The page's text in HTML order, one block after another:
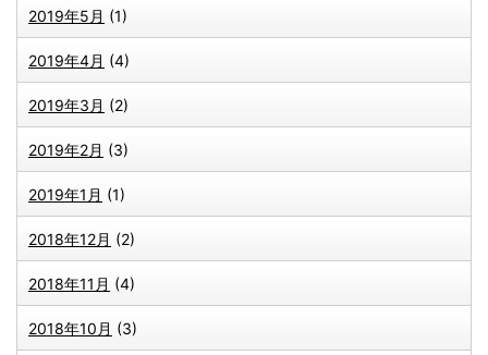
2019年5月 (1)
2019年4月 (4)
2019年3月 (2)
2019年2月 (3)
2019年1月 (1)
2018年12月 (2)
2018年11月 (4)
2018年10月 (3)